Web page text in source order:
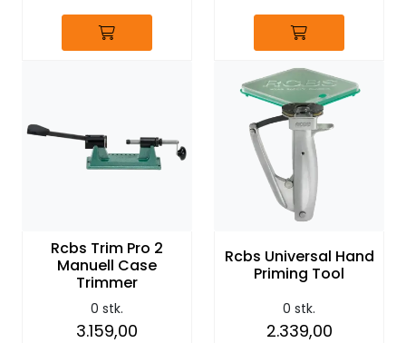
Rcbs Trim Pro 2
Manuell Case
Trimmer
0 stk.
3.159,00
Rcbs Universal Hand
Priming Tool
0 stk.
2.339,00